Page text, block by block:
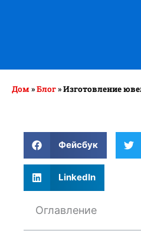
Дом»Блог»Изготовление
Фейсбук
LinkedIn
Оглавление